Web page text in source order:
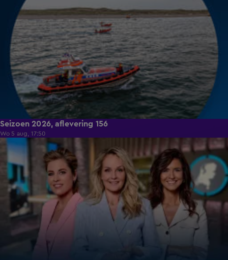
Seizoen 2026, aflevering 156
Wo 5 aug, 17:50
14:34